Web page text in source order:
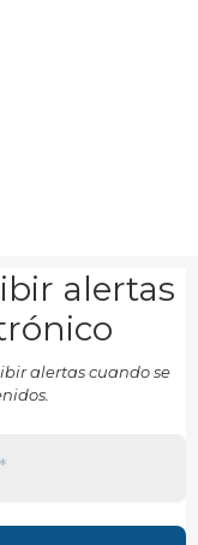
alertas
alertas cuando se